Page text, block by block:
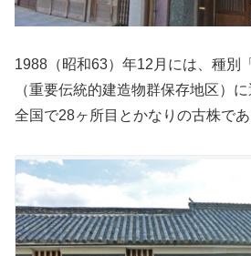
1988（昭和63）年12月には、種別
（重要伝統的建造物群保存地区）に
全国で28ヶ所目とかなりの古株であ